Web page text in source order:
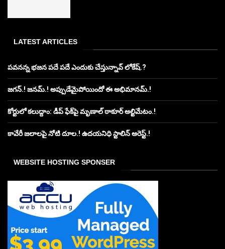
LATEST ARTICLES
పవనన్న భజన పదే పదే ఎందుకు చేస్తున్నావ్ లోకేష్.?
జగన్.! జనమ్.! అప్పుడేమైపోయిందో ఈ అభిమానమ్.!
కోర్టులో కలుద్దాం: డీప్ ఫేక్‌పై మృణాల్ ఠాకూర్ అల్టిమేటం.!
కావేరీ జలాలపై నోటి దూల.! ఉదయనిధి స్టాలిన్ అరెస్ట్.!
WEBSITE HOSTING SPONSER